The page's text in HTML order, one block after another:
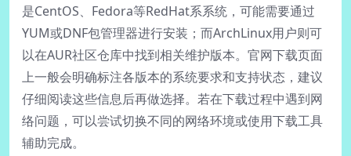
是CentOS、Fedora等RedHat系系统，可能需要通过
YUM或DNF包管理器进行安装；而ArchLinux用户则可
以在AUR社区仓库中找到相关维护版本。官网下载页面
上一般会明确标注各版本的系统要求和支持状态，建议
仔细阅读这些信息后再做选择。若在下载过程中遇到网
络问题，可以尝试切换不同的网络环境或使用下载工具
辅助完成。